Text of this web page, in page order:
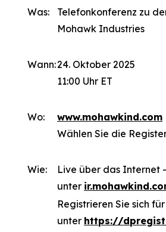
Was:
Telefonkonferenz zu
Mohawk Industries
Wann:24. Oktober 2025
11:00 Uhr ET
Wo:
www.mohawkind.com
Wählen Sie die
Wie:
Live über das Internet
unter
Registrieren Sie sich
unter https://